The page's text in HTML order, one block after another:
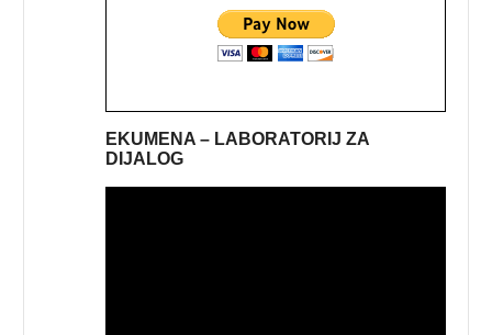
EKUMENA – LABORATORIJ ZA
DIJALOG